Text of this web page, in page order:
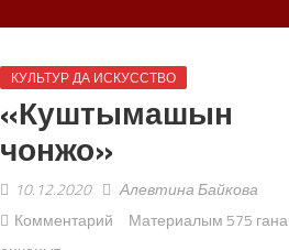
КУЛЬТУР ДА ИСКУССТВО
«Куштымашын
чонжо»
10.12.2020
Алевтина Байкова
Комментарий
Материалым 575 гана